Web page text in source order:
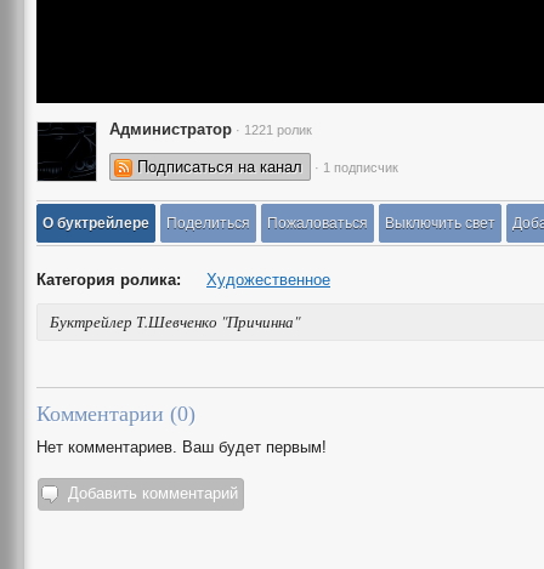
Администратор · 1221 ролик
Подписаться на канал · 1 подписчик
О буктрейлере Поделиться Пожаловаться Выключить свет
Категория ролика: Художественное
Буктрейлер Т.Шевченко "Причинна"
Комментарии (0)
Нет комментариев. Ваш будет первым!
Добавить комментарий